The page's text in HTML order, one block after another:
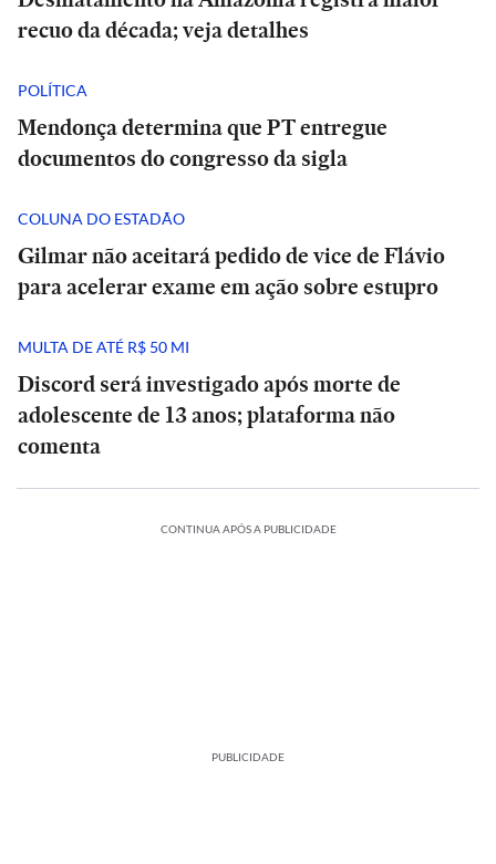
recuo da década; veja detalhes
POLÍTICA
Mendonça determina que PT entregue
documentos do congresso da sigla
COLUNA DO ESTADÃO
Gilmar não aceitará pedido de vice de Flávio
para acelerar exame em ação sobre estupro
MULTA DE ATÉ R$ 50 MI
Discord será investigado após morte de
adolescente de 13 anos; plataforma não
comenta
CONTINUA APÓS A PUBLICIDADE
PUBLICIDADE